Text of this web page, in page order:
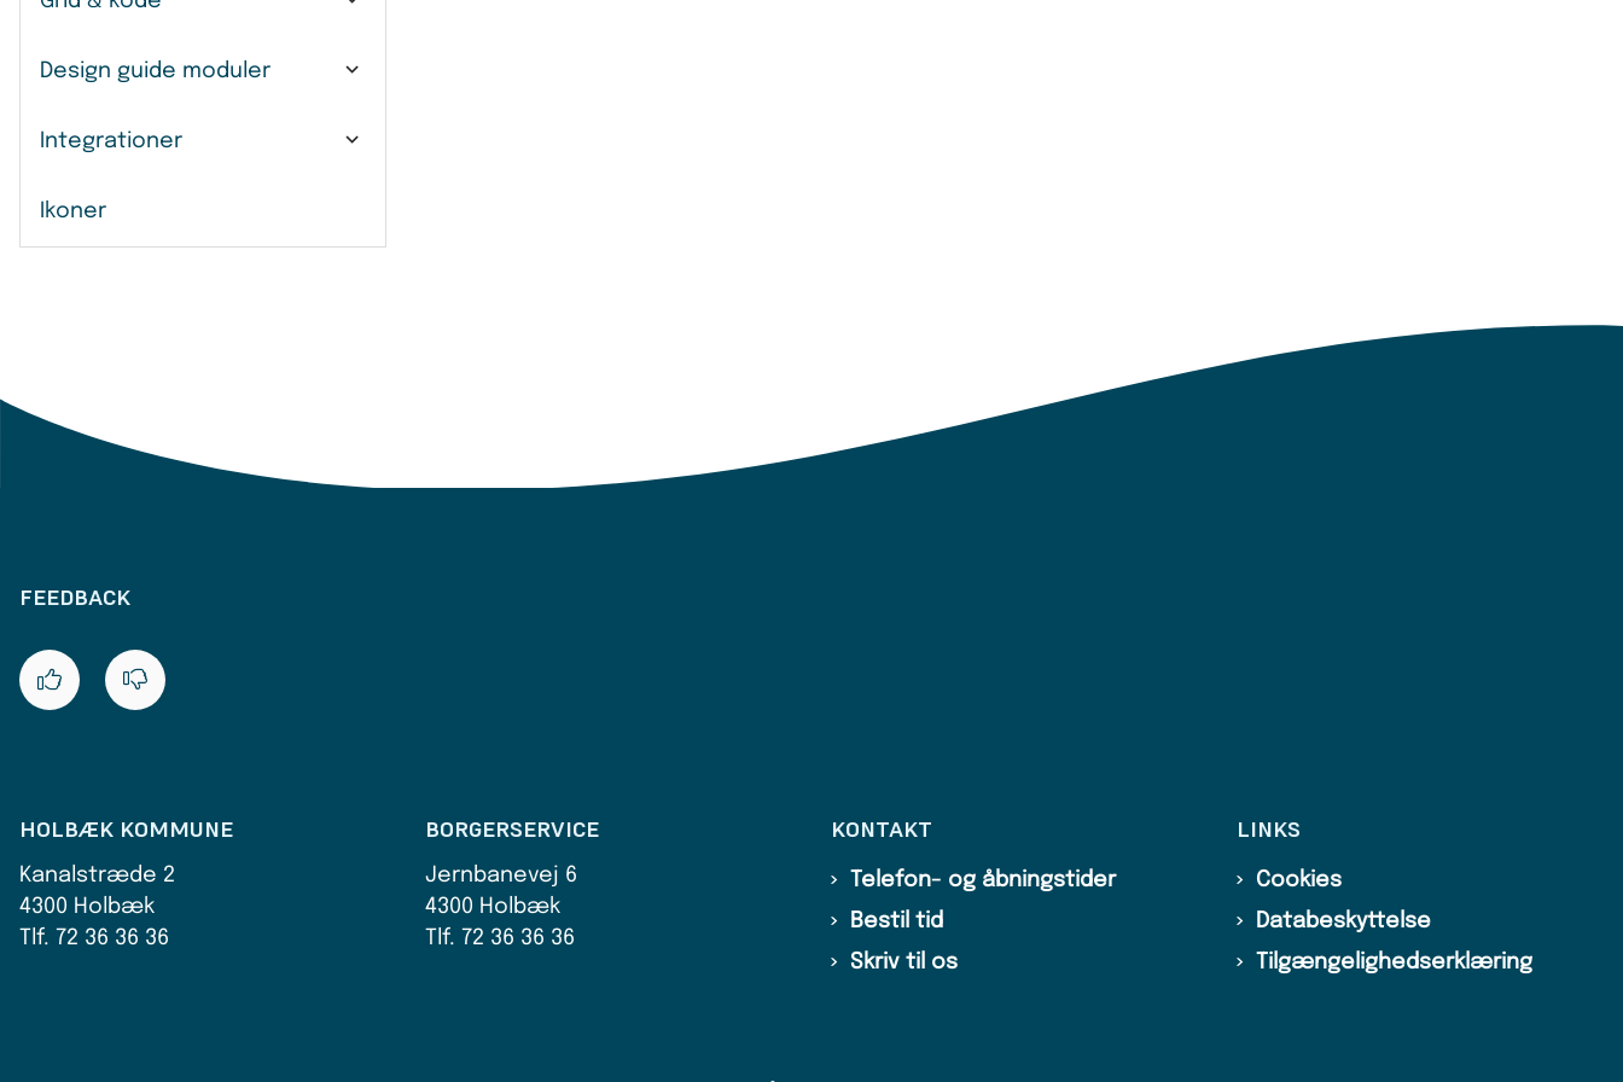
Design guide moduler
Integrationer
Ikoner
FEEDBACK
HOLBÆK KOMMUNE
Kanalstræde 2
4300 Holbæk
Tlf. 72 36 36 36
BORGERSERVICE
Jernbanevej 6
4300 Holbæk
Tlf. 72 36 36 36
KONTAKT
Telefon- og åbningstider
Bestil tid
Skriv til os
LINKS
Cookies
Databeskyttelse
Tilgængelighedserklæring